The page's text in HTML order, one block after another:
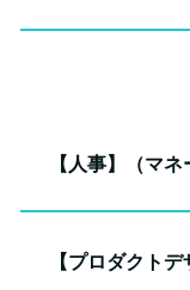
【人事】（マ
【プロダクト